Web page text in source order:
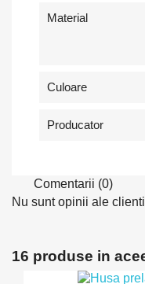
Material
Culoare
Producator
Comentarii (0)
Nu sunt opinii ale
16 produse in